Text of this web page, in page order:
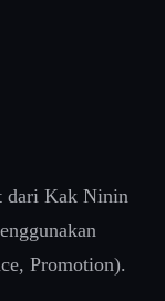
dari Kak Ninin
Promotion).